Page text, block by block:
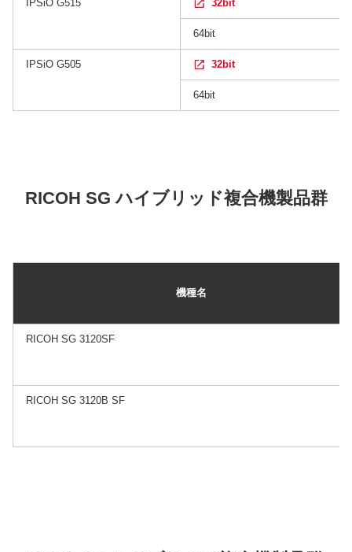
IPSiO G515 32bit
64bit
IPSiO G505 32bit
64bit
RICOH SG ハイブリッド複合機製品群
機種名
RICOH SG 3120SF
RICOH SG 3120B SF